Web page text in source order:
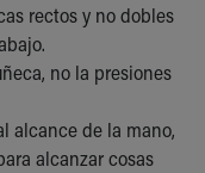
rectos y no dobles
no la presiones
alcance de la mano,
alcanzar cosas